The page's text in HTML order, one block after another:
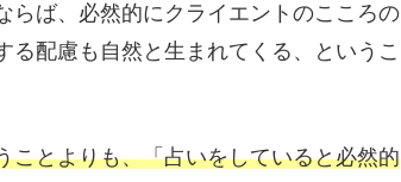
らば、必然的にクライエントのこころの
配慮も自然と生まれてくる、というこ
ことよりも、「占いをしていると必然的